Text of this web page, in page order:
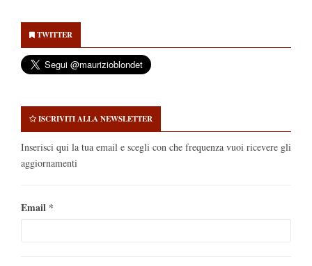
Sidebar
TWITTER
ISCRIVITI ALLA NEWSLETTER
Inserisci qui la tua email e scegli con che frequenza vuoi ricevere gli
aggiornamenti
Email *